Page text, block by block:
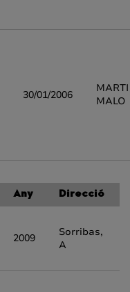
30/01/2006
MALO
Any Direcció
2009
Sorribas,
A